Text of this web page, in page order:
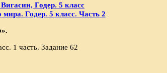
Годер. 5 класс
Годер. 5 класс. Часть 2